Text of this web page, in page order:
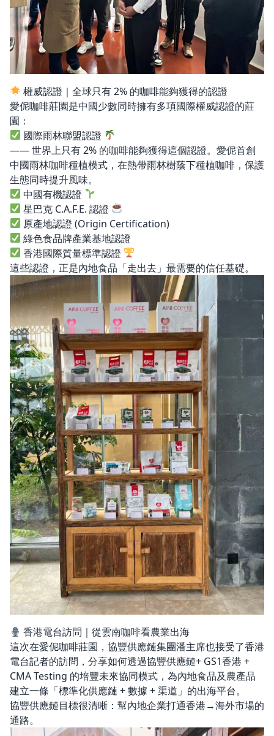
權威認證｜全球只有 2% 的咖啡能夠獲得的認證
愛伲咖啡莊園是中國少數同時擁有多項國際權威認證的莊
園：
國際雨林聯盟認證
—— 世界上只有 2% 的咖啡能夠獲得這個認證。愛伲首創
中國雨林咖啡種植模式，在熱帶雨林樹蔭下種植咖啡，保護
生態同時提升風味。
中國有機認證
星巴克 C.A.F.E. 認證
原產地認證 (Origin Certification)
綠色食品牌產業基地認證
香港國際質量標準認證
這些認證，正是內地食品「走出去」最需要的信任基礎。
香港電台訪問｜從雲南咖啡看農業出海
這次在愛伲咖啡莊園，協豐供應鏈集團潘主席也接受了香港
電台記者的訪問，分享如何透過協豐供應鏈+ GS1香港 +
CMA Testing 的培豐未來協同模式，為內地食品及農產品
建立一條「標準化供應鏈 + 數據 + 渠道」的出海平台。
協豐供應鏈目標很清晰：幫內地企業打通香港→海外市場的
通路。